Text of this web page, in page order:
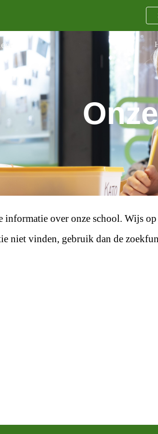
informatie over onze school. Wijs
niet vinden, gebruik dan de